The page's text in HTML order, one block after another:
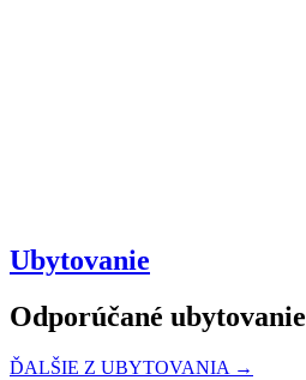
Ubytovanie
Odporúčané ubytovanie
ĎALŠIE Z UBYTOVANIA →